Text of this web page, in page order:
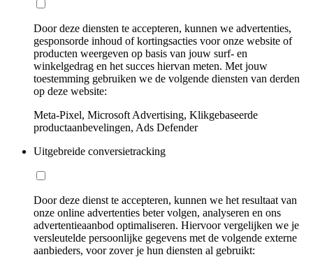
Door deze diensten te accepteren, kunnen we advertenties,
gesponsorde inhoud of kortingsacties voor onze website of
producten weergeven op basis van jouw surf- en
winkelgedrag en het succes hiervan meten. Met jouw
toestemming gebruiken we de volgende diensten van derden
op deze website:
Meta-Pixel, Microsoft Advertising, Klikgebaseerde
productaanbevelingen, Ads Defender
Uitgebreide conversietracking
Door deze dienst te accepteren, kunnen we het resultaat van
onze online advertenties beter volgen, analyseren en ons
advertentieaanbod optimaliseren. Hiervoor vergelijken we je
versleutelde persoonlijke gegevens met de volgende externe
aanbieders, voor zover je hun diensten al gebruikt: